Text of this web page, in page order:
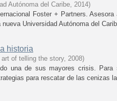
Autónoma del Caribe, 2014)
Foster + Partners.
Universidad Autónoma del
historia
of telling the story, 2008)
una de sus mayores crisis.
para rescatar de las cenizas